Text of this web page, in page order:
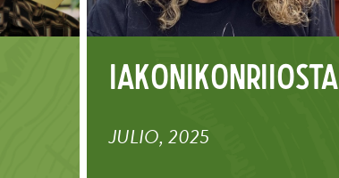
Iakonikonriiosta
JULIO, 2025